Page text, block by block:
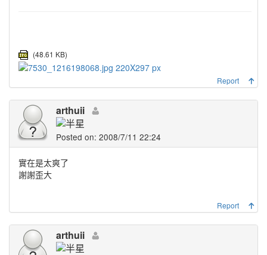
(48.61 KB)
Report
arthuii
Posted on: 2008/7/11 22:24
實在是太爽了
謝謝歪大
Report
arthuii